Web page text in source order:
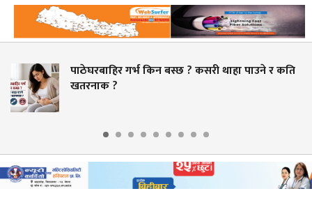
गर्भ किन बस्छ ? कसरी थाहा पाउने र कति
?